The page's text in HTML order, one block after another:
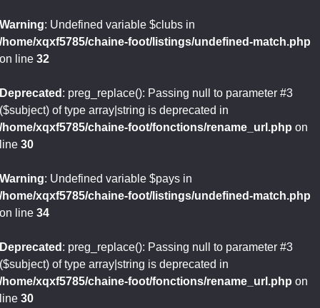
Warning: Undefined variable $clubs in
/home/xqxf5785/chaine-foot/listings/undefined-match.php
on line 32
Deprecated : preg_replace(): Passing null to parameter #3
($subject) of type array|string is deprecated in
/home/xqxf5785/chaine-foot/fonctions/rename_url.php on
line 30
Warning: Undefined variable $pays in
/home/xqxf5785/chaine-foot/listings/undefined-match.php
on line 34
Deprecated : preg_replace(): Passing null to parameter #3
($subject) of type array|string is deprecated in
/home/xqxf5785/chaine-foot/fonctions/rename_url.php on
line 30